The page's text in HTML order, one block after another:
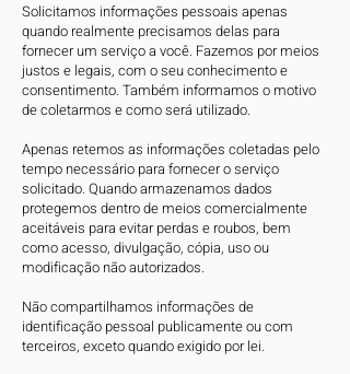
​Solicitamos informações pessoais apenas
quando realmente precisamos delas para
fornecer um serviço a você. Fazemos por meios
justos e legais, com o seu conhecimento e
consentimento. Também informamos o motivo
de coletarmos e como será utilizado.
Apenas retemos as informações coletadas pelo
tempo necessário para fornecer o serviço
solicitado. Quando armazenamos dados
protegemos dentro de meios comercialmente
aceitáveis ​​para evitar perdas e roubos, bem
como acesso, divulgação, cópia, uso ou
modificação não autorizados.
Não compartilhamos informações de
identificação pessoal publicamente ou com
terceiros, exceto quando exigido por lei.